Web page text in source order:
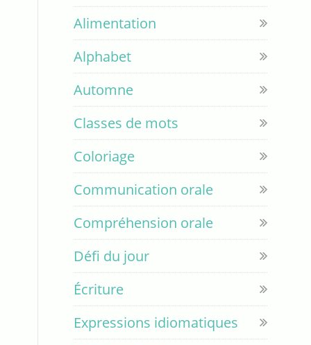
Alimentation
Alphabet
Automne
Classes de mots
Coloriage
Communication orale
Compréhension orale
Défi du jour
Écriture
Expressions idiomatiques